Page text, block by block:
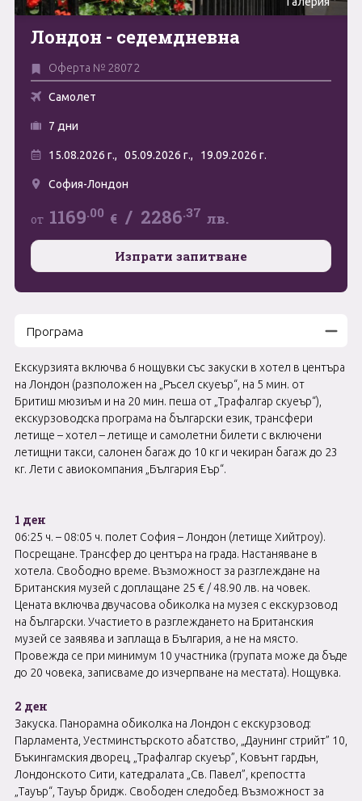
Май
Юни
Юли
Август
Септември
Октомври
Ноември
0894 466 775 Форма за запитване
Свържете се с нас
Лондон - седемдневна
Оферта № 28072
Самолет
7 дни
15.08.2026 г., 05.09.2026 г., 19.09.2026 г.
София-Лондон
от 1169.00 € / 2286.37 лв.
Изпрати запитване
Програма
Екскурзията включва 6 нощувки със закуски в хотел в центъра
на Лондон (разположен на „Ръсел скуеър“, на 5 мин. от
Бритиш мюзиъм и на 20 мин. пеша от „Трафалгар скуеър“),
екскурзоводска програма на български език, трансфери
летище – хотел – летище и самолетни билети с включени
летищни такси, салонен багаж до 10 кг и чекиран багаж до 23
кг. Лети с авиокомпания „България Еър“.
1 ден
06:25 ч. – 08:05 ч. полет София – Лондон (летище Хийтроу).
Посрещане. Трансфер до центъра на града. Настаняване в
хотела. Свободно време. Възможност за разглеждане на
Британския музей с доплащане 25 € / 48.90 лв. на човек.
Цената включва двучасова обиколка на музея с екскурзовод
на български. Участието в разглеждането на Британския
музей се заявява и заплаща в България, а не на място.
Провежда се при минимум 10 участника (групата може да бъде
до 20 човека, записваме до изчерпване на местата). Нощувка.
2 ден
Закуска. Панорамна обиколка на Лондон с екскурзовод:
Парламента, Уестминстърското абатство, „Даунинг стрийт” 10,
Бъкингамския дворец, „Трафалгар скуеър”, Ковънт гардън,
Лондонското Сити, катедралата „Св. Павел”, крепостта
„Тауър“, Тауър бридж. Свободен следобед. Възможност за